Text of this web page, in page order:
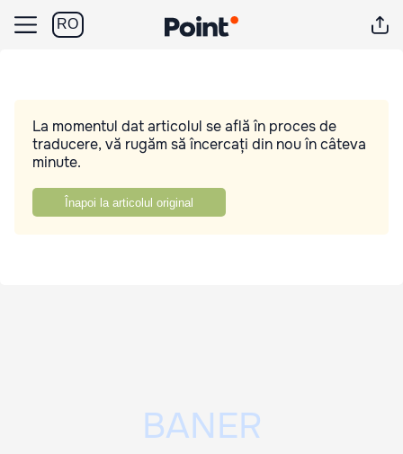
RO
La momentul dat articolul se află în proces de
traducere, vă rugăm să încercați din nou în câteva
minute.
Înapoi la articolul original